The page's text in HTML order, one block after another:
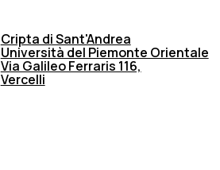
Cripta di Sant'Andrea
Università del Piemonte Orientale
Via Galileo Ferraris 116,
Vercelli